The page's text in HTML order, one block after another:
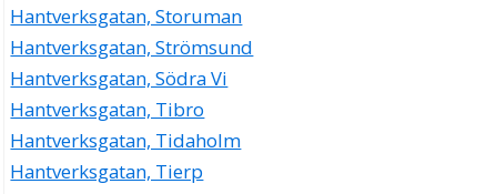
Hantverksgatan, Storuman
Hantverksgatan, Strömsund
Hantverksgatan, Södra Vi
Hantverksgatan, Tibro
Hantverksgatan, Tidaholm
Hantverksgatan, Tierp